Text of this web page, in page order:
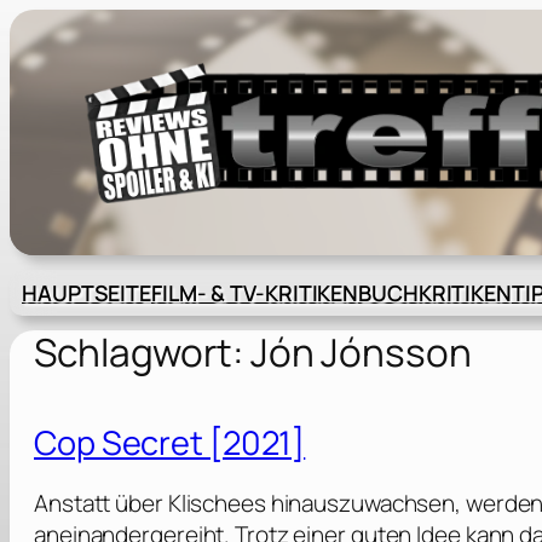
Zum
Inhalt
springen
HAUPTSEITEFILM- & TV-KRITIKENBUCHKRITIKEN
Schlagwort:Jón Jónsson
Cop Secret [2021]
Anstatt über Klischees hinauszuwachsen,
aneinandergereiht. Trotz einer guten Idee kann